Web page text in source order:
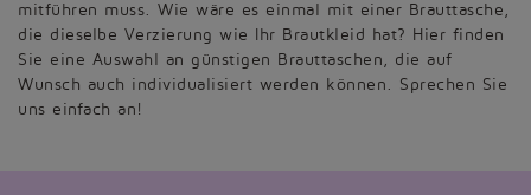
mitführen muss. Wie wäre es einmal mit einer Brauttasche,
die dieselbe Verzierung wie Ihr Brautkleid hat? Hier finden
Sie eine Auswahl an günstigen Brauttaschen, die auf
Wunsch auch individualisiert werden können. Sprechen Sie
uns einfach an!